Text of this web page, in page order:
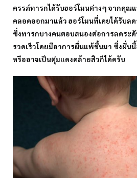
ครรภ์ทารกได้รับฮอร์โมนต่างๆ จากคุณ
คลอดออกมาแล้ว ฮอร์โมนที่เคยได้รับลด
ซึ่งทารกบางคนตอบสนองต่อการลดระ
รวดเร็วโดยมีอาการผื่นแพ้ขึ้นมา ซึ่งผื่น
หรืออาจเป็นตุ่มแดงคล้ายสิวก็ได้ครับ